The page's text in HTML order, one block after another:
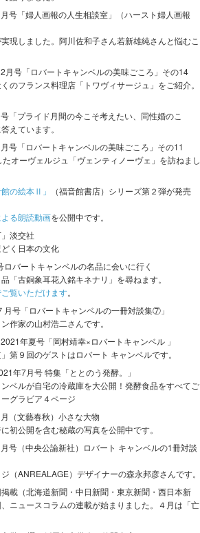
号「婦人画報の人生相談室」（ハースト婦人画報
現しました。阿川佐和子さん若新雄純さんと悩むこ
月号「ロバートキャンベルの美味ごころ」その14
のフランス料理店「トワヴィサージュ」をご紹介。
「プライド月間の今こそ考えたい、同性婚のこ
えています。
号「ロバートキャンベルの美味ごころ」その11
オーヴェルジュ「ヴェンティノーヴェ」を訪ねまし
の絵本Ⅱ」
（福音館書店）シリーズ第２弾が発売
る朗読動画を公開中です。
淡交社
く日本の文化
ロバートキャンベルの名品に会いに行く
「古銅象耳花入銘キネナリ」を尋ねます。
覧いただけます。
月号「ロバートキャンベルの一冊対談集⑦」
作家の山村浩二さんです。
年夏号「岡村靖幸×ロバートキャンベル 」
第９回のゲストはロバート キャンベルです。
年7月号 特集「ととのう発酵。」
ベルが自宅の冷蔵庫を大公開！発酵食品をすべてご
グラビア４ページ
（文藝春秋）小さな大物
初公開を含む秘蔵の写真を公開中です。
号（中央公論新社）ロバート キャンベルの1冊対談
（ANREALAGE）デザイナーの森永邦彦さんです。
掲載（北海道新聞・中日新聞・東京新聞・西日本新
ニュースコラムの連載が始まりました。４月は「亡